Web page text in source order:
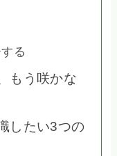
る
もう咲かな
したい3つの